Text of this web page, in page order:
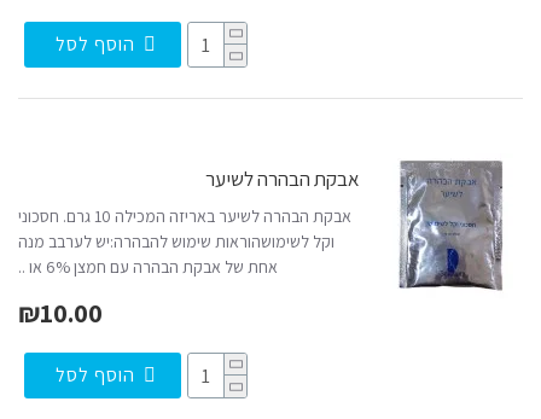
הוסף לסל
אבקת הבהרה לשיער
אבקת הבהרה לשיער באריזה המכילה 10 גרם. חסכוני
וקל לשימושהוראות שימוש להבהרה:יש לערבב מנה
אחת של אבקת הבהרה עם חמצן 6% או ..
₪10.00
הוסף לסל